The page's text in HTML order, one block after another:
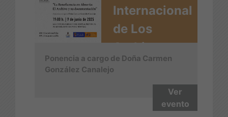
Internacional
de Los
Archivos
Ponencia a cargo de Doña Carmen
González Canalejo
Ver
evento